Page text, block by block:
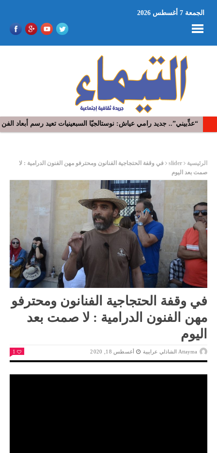
الجمعة 7 أغسطس 2026
“​عذِّبيني”.. جديد رامي عياش: نوستالجيّا السبعينيات تعيد رسم أبعاد
الرئيسية slider
في وقفة الحتجاجية الفنانون ومحترفو مهن الفنون الدرامية : لا
صمت بعد اليوم
في وقفة الحتجاجية الفنانون ومحترفو
مهن الفنون الدرامية : لا صمت بعد
اليوم
Attayma الشاذلي عرايبية أغسطس 18, 2020 1